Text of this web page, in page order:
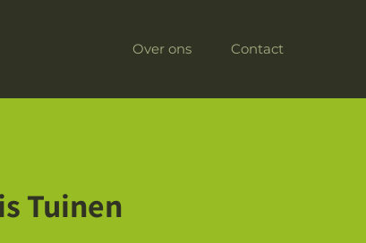
Over ons Contact
Tuinen